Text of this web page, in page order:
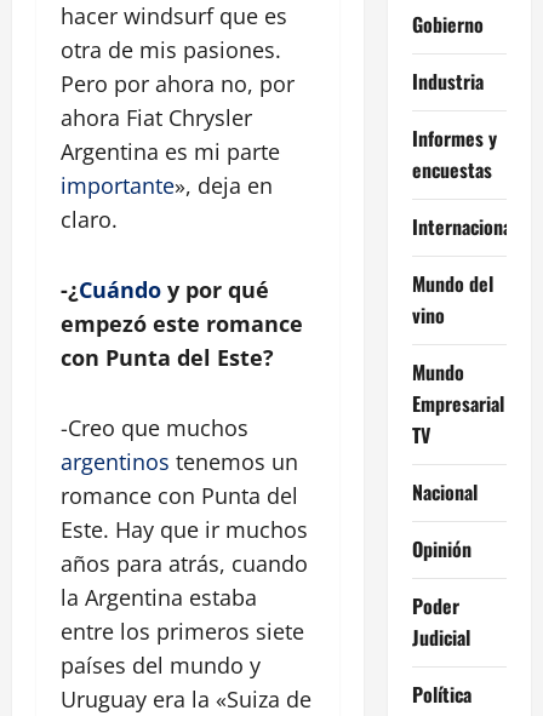
hacer windsurf que es
otra de mis pasiones.
Pero por ahora no, por
ahora Fiat Chrysler
Argentina es mi parte
importante», deja en
claro.
-¿Cuándo y por qué
empezó este romance
con Punta del Este?
-Creo que muchos
argentinos tenemos un
romance con Punta del
Este. Hay que ir muchos
años para atrás, cuando
la Argentina estaba
entre los primeros siete
países del mundo y
Uruguay era la «Suiza de
Gobierno
Industria
Informes y
encuestas
Internacional
Mundo del
vino
Mundo
Empresarial
TV
Nacional
Opinión
Poder
Judicial
Política